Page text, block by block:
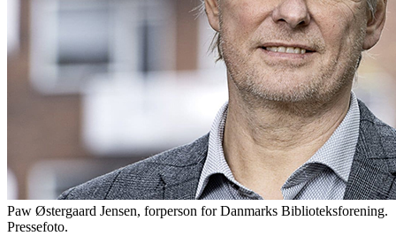
Paw Østergaard Jensen, forperson for Danmarks Biblioteksforening.
Pressefoto.